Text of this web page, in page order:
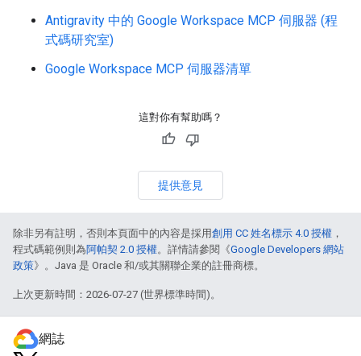
Antigravity 中的 Google Workspace MCP 伺服器 (程
式碼研究室)
Google Workspace MCP 伺服器清單
這對你有幫助嗎？
提供意見
除非另有註明，否則本頁面中的內容是採用創用 CC 姓名標示 4.0 授權 ，
程式碼範例則為阿帕契 2.0 授權。詳情請參閱《Google Developers 網站
政策》。Java 是 Oracle 和/或其關聯企業的註冊商標。
上次更新時間：2026-07-27 (世界標準時間)。
網誌